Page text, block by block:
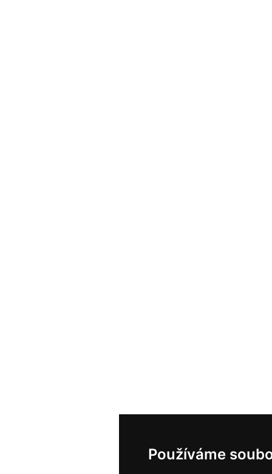
Používáme